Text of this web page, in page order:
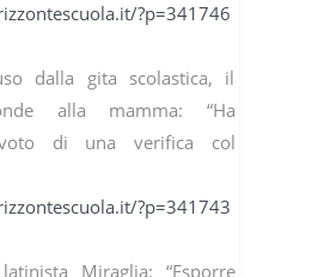
?p=341746
dalla gita scolastica, il
alla mamma: “Ha
di una verifica col
?p=341743
Miraglia: “Esporre